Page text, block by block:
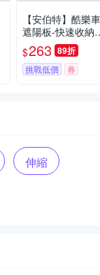
【安伯特】酷樂
遮陽板-快速收納
(車用遮陽板 汽
陽檔 隔熱遮陽)
$263 89折
挑戰低價 券
伸縮